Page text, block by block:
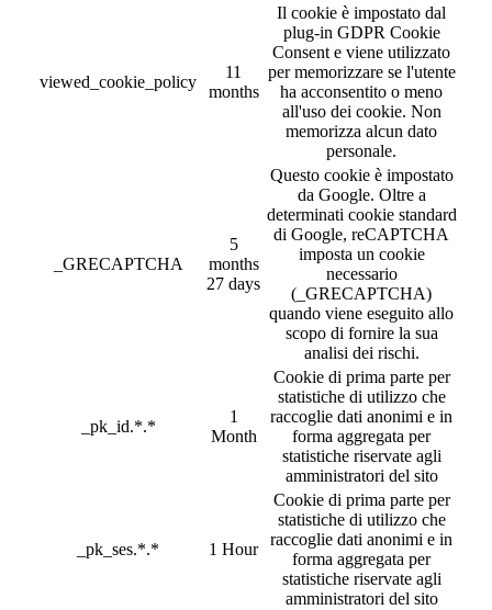
viewed_cookie_policy
11
months
Il cookie è impostato dal
plug-in GDPR Cookie
Consent e viene utilizzato
per memorizzare se l'utente
ha acconsentito o meno
all'uso dei cookie. Non
memorizza alcun dato
personale.
_GRECAPTCHA
5
months
27 days
Questo cookie è impostato
da Google. Oltre a
determinati cookie standard
di Google, reCAPTCHA
imposta un cookie
necessario
(_GRECAPTCHA)
quando viene eseguito allo
scopo di fornire la sua
analisi dei rischi.
_pk_id.*.*
1
Month
Cookie di prima parte per
statistiche di utilizzo che
raccoglie dati anonimi e in
forma aggregata per
statistiche riservate agli
amministratori del sito
_pk_ses.*.* 1 Hour
Cookie di prima parte per
statistiche di utilizzo che
raccoglie dati anonimi e in
forma aggregata per
statistiche riservate agli
amministratori del sito